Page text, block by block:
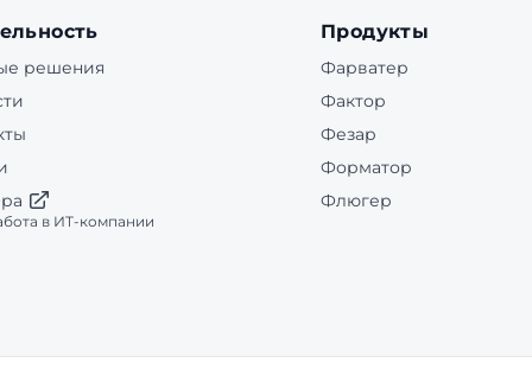
решения
в ИТ-компании
Продукты
Фарватер
Фактор
Фезар
Форматор
Флюгер